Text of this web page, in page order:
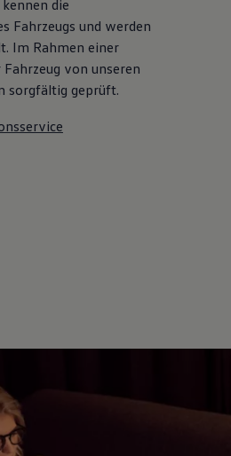
die
Fahrzeugs und werden
Im Rahmen einer
von unseren
sorgfältig geprüft.